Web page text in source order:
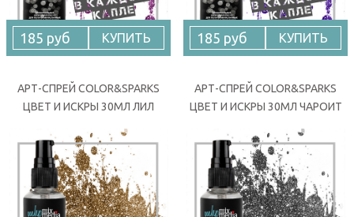
185 руб КУПИТЬ
АРТ-СПРЕЙ COLOR&SPARKS
ЦВЕТ И ИСКРЫ 30МЛ ЛИЛ
185 руб КУПИТЬ
АРТ-СПРЕЙ COLOR&SPARKS
ЦВЕТ И ИСКРЫ 30МЛ ЧАРОИТ